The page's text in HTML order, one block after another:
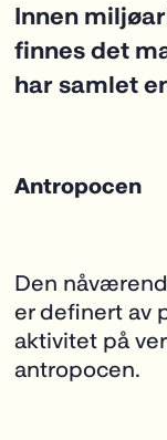
Innen
finnes det
har samlet
Antropocen
Den
er definert av
aktivitet på
antropocen.